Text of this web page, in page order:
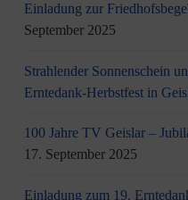
Einladung zur
September 2025
Strahlender Sonnenschein
Erntedank-Herbstfest in
100 Jahre TV Geislar –
17. September 2025
Einladung zum 19.